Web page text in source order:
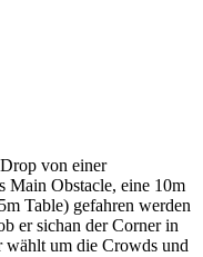
von einer
Main Obstacle, eine 10m
Table) gefahren werden
er sichan der Corner in
wählt um die Crowds und